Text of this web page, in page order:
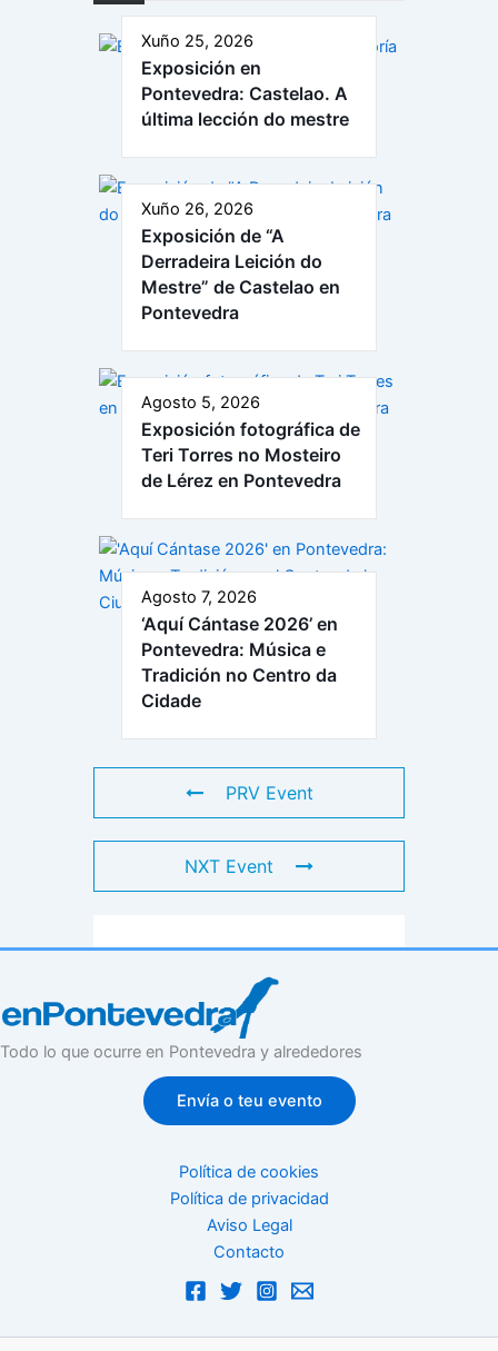
Xuño 25, 2026
Exposición en
Pontevedra: Castelao. A
última lección do mestre
Xuño 26, 2026
Exposición de “A
Derradeira Leición do
Mestre” de Castelao en
Pontevedra
Agosto 5, 2026
Exposición fotográfica de
Teri Torres no Mosteiro
de Lérez en Pontevedra
Agosto 7, 2026
‘Aquí Cántase 2026’ en
Pontevedra: Música e
Tradición no Centro da
Cidade
PRV Event
NXT Event
Todo lo que ocurre en Pontevedra y alrededores
Envía o teu evento
Política de cookies
Política de privacidad
Aviso Legal
Contacto